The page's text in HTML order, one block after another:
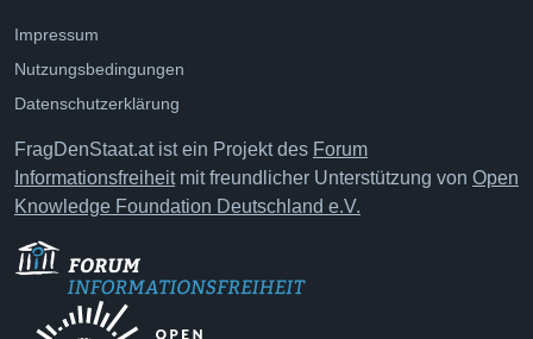
Impressum
Nutzungsbedingungen
Datenschutzerklärung
FragDenStaat.at ist ein Projekt des Forum
Informationsfreiheitmit freundlicher Unterstützung von Open
Knowledge Foundation Deutschland e.V.